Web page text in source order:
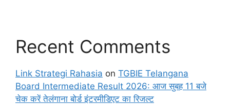
Recent Comments
Link Strategi Rahasia on TGBIE Telangana
Board Intermediate Result 2026: आज सुबह 11 बजे
चेक करें तेलंगाना बोर्ड इंटरमीडिएट का रिजल्ट